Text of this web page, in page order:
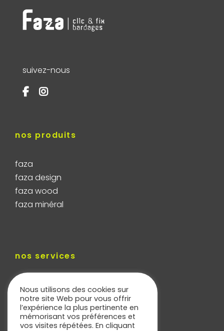
suivez-nous
nos produits
faza
faza design
faza wood
faza minéral
nos services
trouver un revendeur
calculateur de bardage
téléchargements techniques
contactez-nous
Nous utilisons des cookies sur
notre site Web pour vous offrir
l’expérience la plus pertinente en
mémorisant vos préférences et
vos visites répétées. En cliquant